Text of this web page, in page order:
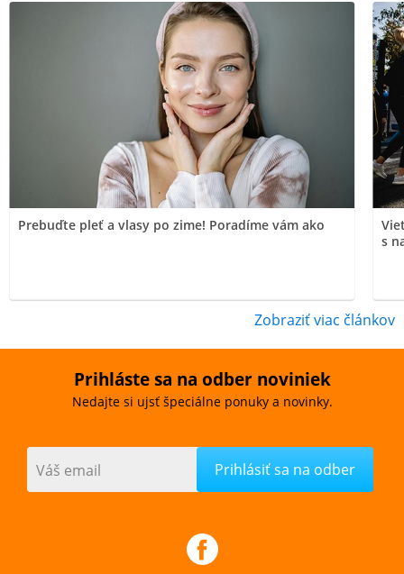
Prebuďte pleť a vlasy po zime! Poradíme vám ako
s
Zobraziť viac článkov
Prihláste sa na odber noviniek
Nedajte si ujsť špeciálne ponuky a novinky.
Váš email